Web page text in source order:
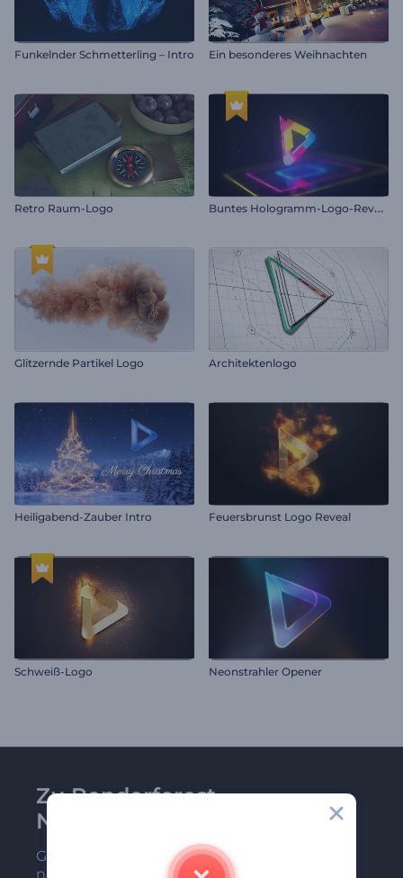
Funkelnder Schmetterling – Intro Ein besonderes Weihnachten
Retro Raum-Logo B
untes Hologramm-Logo-Reveal
Glitzernde Partikel Logo Architektenlogo
Heiligabend-Zauber Intro Feuersbrunst Logo Reveal
Schweiß-Logo Neonstrahler Opener
Zu Renderforest-
Newsletter anmelden
Gehören Sie zu den Ersten, die unsere
neuesten Nachrichten und Angebote